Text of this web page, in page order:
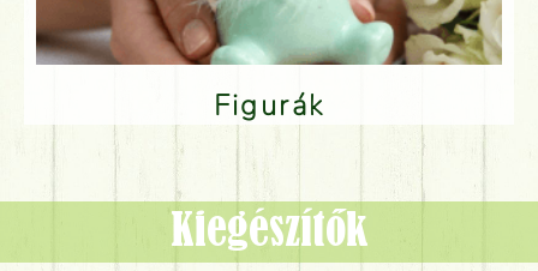
Figurák
Kiegészítők